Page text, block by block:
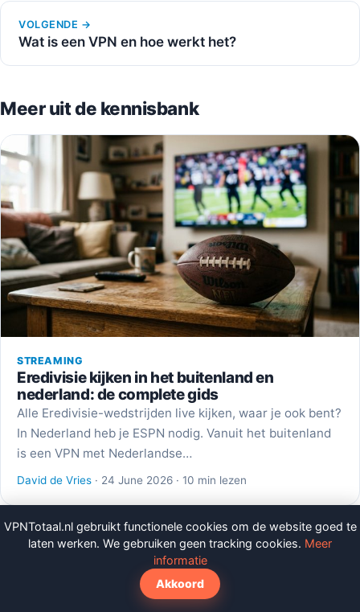
VOLGENDE →
Wat is een VPN en hoe werkt het?
Meer uit de kennisbank
STREAMING
Eredivisie kijken in het buitenland en
nederland: de complete gids
Alle Eredivisie-wedstrijden live kijken, waar je ook bent?
In Nederland heb je ESPN nodig. Vanuit het buitenland
is een VPN met Nederlandse…
David de Vries · 24 June 2026 · 10 min lezen
VPNTotaal.nl gebruikt functionele cookies om de website goed te
laten werken. We gebruiken geen tracking cookies. Meer
informatie
Akkoord